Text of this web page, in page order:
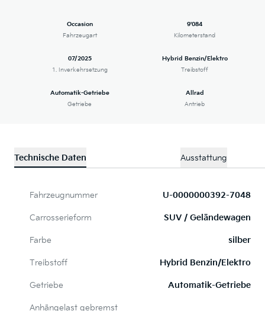
Occasion
Fahrzeugart
9'084
Kilometerstand
07/2025
1. Inverkehrsetzung
Hybrid Benzin/Elektro
Treibstoff
Automatik-Getriebe
Getriebe
Allrad
Antrieb
Technische Daten Ausstattung
Fahrzeugnummer U-0000000392-7048
Carrosserieform SUV / Geländewagen
Farbe silber
Treibstoff Hybrid Benzin/Elektro
Getriebe Automatik-Getriebe
Anhängelast gebremst